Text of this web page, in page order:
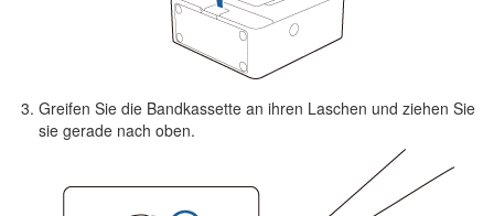
Greifen Sie die Bandkassette an ihren Laschen und ziehen Sie
sie gerade nach oben.